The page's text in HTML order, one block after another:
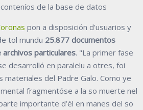
de la base de datos
pon a disposición d'usuarios y
tol mundu 25.877 documentos
particulares. "La primer fase
desarrolló en paralelu a otres, foi
materiales del Padre Galo. Como ye
fragmentóse a la so muerte nel
importante d’él en manes del so